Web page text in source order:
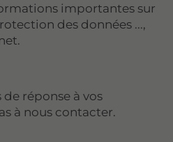
importantes sur
des données ...,
de réponse à vos
à nous contacter.